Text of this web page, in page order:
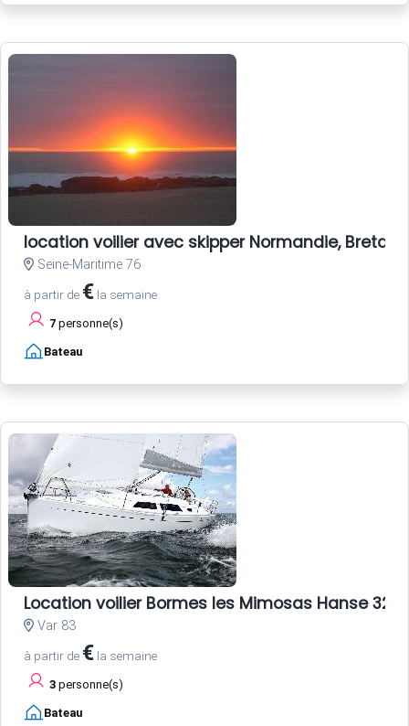
location voilier avec skipper Normandie,
Seine-Maritime 76
à partir de € la semaine
7 personne(s)
Bateau
Location voilier Bormes les Mimosas Hanse 325
Var 83
à partir de € la semaine
3 personne(s)
Bateau